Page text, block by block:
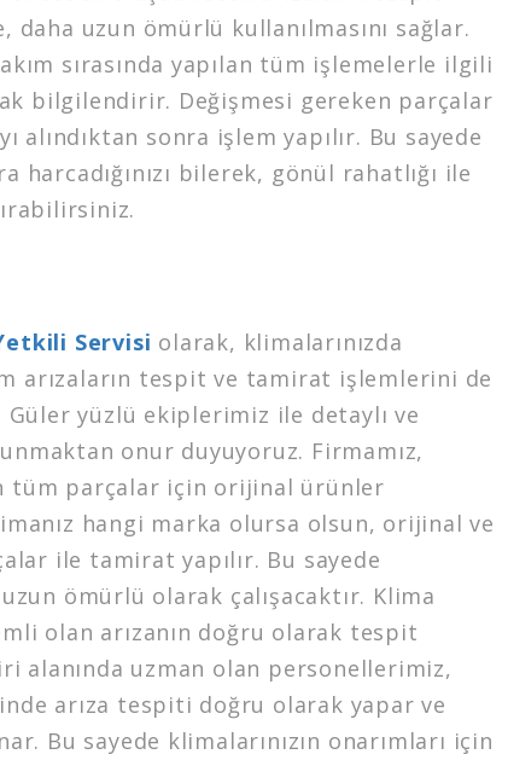
daha uzun ömürlü kullanılmasını sağlar.
sırasında yapılan tüm işlemelerle ilgili
bilgilendirir. Değişmesi gereken parçalar
alındıktan sonra işlem yapılır. Bu sayede
harcadığınızı bilerek, gönül rahatlığı ile
Servisi olarak, klimalarınızda
arızaların tespit ve tamirat işlemlerini de
yüzlü ekiplerimiz ile detaylı ve
onur duyuyoruz. Firmamız,
tüm parçalar için orijinal ürünler
hangi marka olursa olsun, orijinal ve
ile tamirat yapılır. Bu sayede
uzun ömürlü olarak çalışacaktır. Klima
olan arızanın doğru olarak tespit
alanında uzman olan personellerimiz,
arıza tespiti doğru olarak yapar ve
Bu sayede klimalarınızın onarımları için